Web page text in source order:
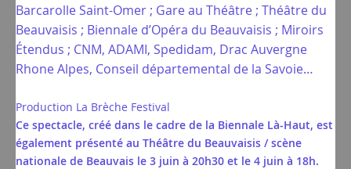
Barcarolle Saint-Omer ; Gare au Théâtre ; Théâtre du
Beauvaisis ; Biennale d’Opéra du Beauvaisis ; Miroirs
Étendus ; CNM, ADAMI, Spedidam, Drac Auvergne
Rhone Alpes, Conseil départemental de la Savoie…
Production La Brèche Festival
Ce spectacle, créé dans le cadre de la Biennale Là-Haut, est
également présenté au Théâtre du Beauvaisis / scène
nationale de Beauvais le 3 juin à 20h30 et le 4 juin à 18h.